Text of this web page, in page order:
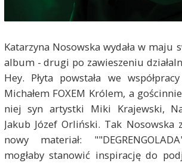
Katarzyna Nosowska wydała w maju
album - drugi po zawieszeniu
Hey. Płyta powstała we
Michałem FOXEM Królem, a
niej syn artystki Miki Krajewski,
Jakub Józef Orliński. Tak Nosowska
nowy materiał:
mogłaby stanowić inspirację do